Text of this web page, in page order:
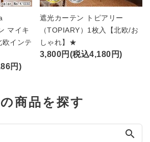
マイキ
インテ
円)
遮光カーテン トピアリー
（TOPIARY）1枚入【北欧/お
しゃれ】★
3,800円(税込4,180円)
商品を探す
search